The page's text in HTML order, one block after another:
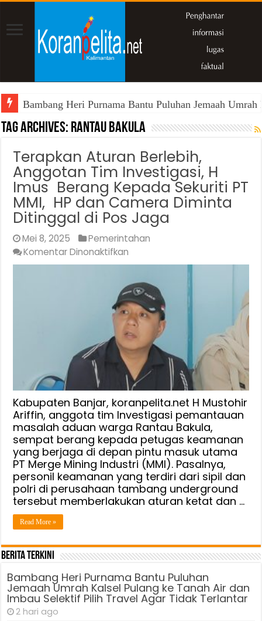
Bambang Heri Purnama Bantu Puluhan Jemaah
Tag Archives: Rantau Bakula
Terapkan Aturan Berlebih,
Anggotan Tim Investigasi, H
Imus Berang Kepada Sekuriti PT
MMI, HP dan Camera Diminta
Ditinggal di Pos Jaga
Mei 8, 2025
Pemerintahan
Komentar Dinonaktifkan
Terapkan
Berlebih,
Anggotan
Tim
Investigasi,
H
Imus
Berang
Kepada
Sekuriti
PT
MMI,
HP
dan
Camera
Diminta
Ditinggal
di
Kabupaten Banjar, koranpelita.net H Mustohir
Ariffin, anggota tim Investigasi pemantauan
masalah aduan warga Rantau Bakula,
sempat berang kepada petugas keamanan
yang berjaga di depan pintu masuk utama
PT Merge Mining Industri (MMI). Pasalnya,
personil keamanan yang terdiri dari sipil dan
polri di perusahaan tambang underground
tersebut memberlakukan aturan ketat dan …
Read More »
Berita Terkini
Bambang Heri Purnama Bantu Puluhan
Jemaah Umrah Kalsel Pulang ke Tanah Air dan
Imbau Selektif Pilih Travel Agar Tidak Terlantar
2 hari ago